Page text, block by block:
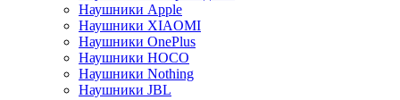
Наушники Apple
Наушники XIAOMI
Наушники OnePlus
Наушники HOCO
Наушники Nothing
Наушники JBL